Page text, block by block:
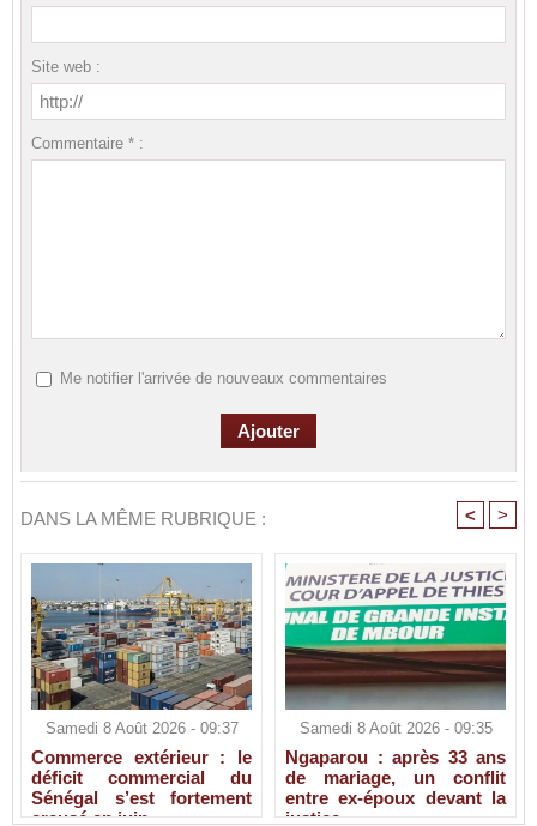
Site web :
Commentaire * :
Me notifier l'arrivée de nouveaux commentaires
DANS LA MÊME RUBRIQUE : < >
Samedi 8 Août 2026 - 09:37
Commerce extérieur : le
déficit commercial du
Sénégal s’est fortement
creusé en juin
Samedi 8 Août 2026 - 09:35
Ngaparou : après 33 ans
de mariage, un conflit
entre ex-époux devant la
justice